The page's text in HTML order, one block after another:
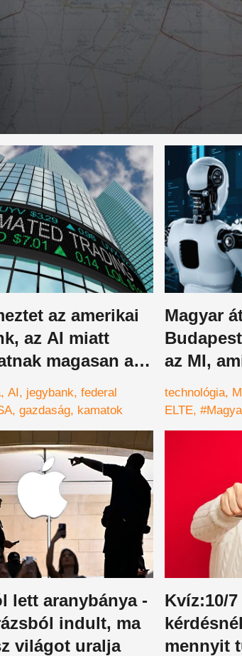
az amerikai
az AI miatt
magasan a
AI jegybank federal
gazdaság kamatok
Magyar
az MI,
kiszúrja
drónok
technológia
ELTE
lett aranybánya -
indult, ma
világot uralja
Kvíz:10/
mennyit